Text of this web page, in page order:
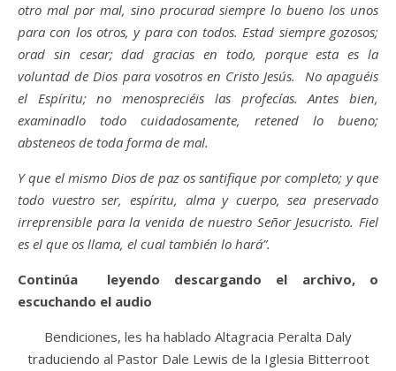
otro mal por mal, sino procurad siempre lo bueno los unos
para con los otros, y para con todos. Estad siempre gozosos;
orad sin cesar; dad gracias en todo, porque esta es la
voluntad de Dios para vosotros en Cristo Jesús. No apaguéis
el Espíritu; no menospreciéis las profecías. Antes bien,
examinadlo todo cuidadosamente, retened lo bueno;
absteneos de toda forma de mal.
Y que el mismo Dios de paz os santifique por completo; y que
todo vuestro ser, espíritu, alma y cuerpo, sea preservado
irreprensible para la venida de nuestro Señor Jesucristo. Fiel
es el que os llama, el cual también lo hará”.
Continúa leyendo descargando el archivo, o
escuchando el audio
Bendiciones, les ha hablado Altagracia Peralta Daly
traduciendo al Pastor Dale Lewis de la Iglesia Bitterroot